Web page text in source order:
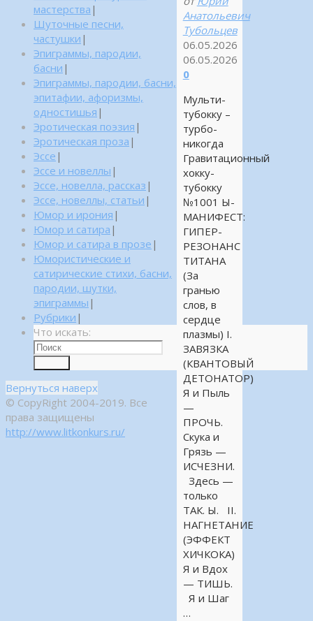
Анатольевич
Тубольцев
06.05.2026
06.05.2026
0
Мульти-
тубокку –
турбо-
никогда
Гравитационный
хокку-
тубокку
№1001 Ы-
МАНИФЕСТ:
ГИПЕР-
РЕЗОНАНС
ТИТАНА
(За
гранью
слов, в
сердце
плазмы) I.
ЗАВЯЗКА
(КВАНТОВЫЙ
ДЕТОНАТОР)
Я и Пыль
—
ПРОЧЬ.
Скука и
Грязь —
ИСЧЕЗНИ.
Здесь —
только
ТАК. Ы. II.
НАГНЕТАНИЕ
(ЭФФЕКТ
ХИЧКОКА)
Я и Вдох
— ТИШЬ.
Я и Шаг
…
мастерства |
Шуточные песни,
частушки |
Эпиграммы, пародии,
басни |
Эпиграммы, пародии, басни,
эпитафии, афоризмы,
одностишья |
Эротическая поэзия |
Эротическая проза |
Эссе |
Эссе и новеллы |
Эссе, новелла, рассказ |
Эссе, новеллы, статьи |
Юмор и ирония |
Юмор и сатира |
Юмор и сатира в прозе |
Юмористические и
сатирические стихи, басни,
пародии, шутки,
эпиграммы |
Рубрики |
Что искать:
Вернуться наверх
© CopyRight 2004-2019. Все
права защищены
http://www.litkonkurs.ru/